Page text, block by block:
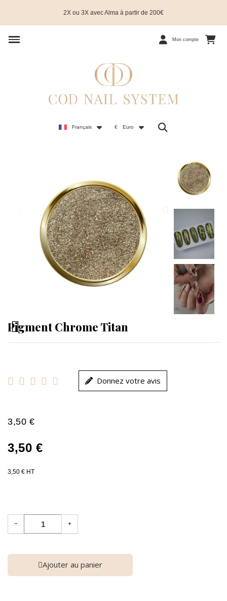
2X ou 3X avec Alma à partir de 200€
Mon compte
Français € Euro
Pigment Chrome Titan
     Donnez votre avis
3,50 €
3,50 €
3,50 € HT
− +
Ajouter au panier